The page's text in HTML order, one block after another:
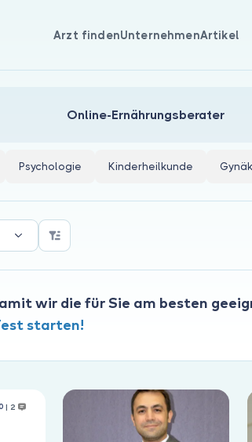
Arzt findenUnternehmenArtikel
Online-Ernährungsberater
Psychologie Kinderheilkunde
wir die für Sie am besten
starten!
| 2